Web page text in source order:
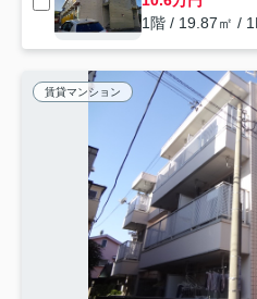
1階 / 19.87㎡ /
賃貸マンション